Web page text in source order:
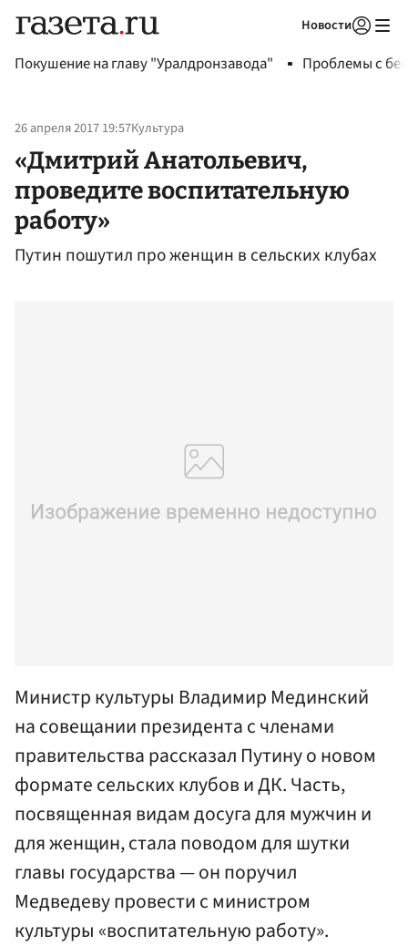
Новости
Покушение на главу "Уралдронзавода" Проблемы с
26 апреля 2017 19:57Культура
«Дмитрий Анатольевич,
проведите воспитательную
работу»
Путин пошутил про женщин в сельских клубах
Министр культуры Владимир Мединский
на совещании президента с членами
правительства рассказал Путину о новом
формате сельских клубов и ДК. Часть,
посвященная видам досуга для мужчин и
для женщин, стала поводом для шутки
главы государства — он поручил
Медведеву провести с министром
культуры «воспитательную работу».